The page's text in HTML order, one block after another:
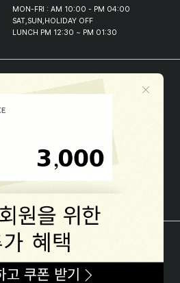
MON-FRI : AM 10:00 - PM 04:00
SAT,SUN,HOLIDAY OFF
LUNCH PM 12:30 ~ PM 01:30
로-1384 호[사업자정보확인]
해피프린스 ALL RIGHT RESERVED.